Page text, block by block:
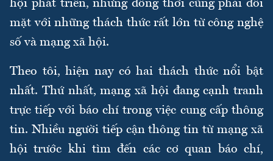
hội phát triển, nhưng đồng thời cũng phải đối
mặt với những thách thức rất lớn từ công nghệ
số và mạng xã hội.
Theo tôi, hiện nay có hai thách thức nổi bật
nhất. Thứ nhất, mạng xã hội đang cạnh tranh
trực tiếp với báo chí trong việc cung cấp thông
tin. Nhiều người tiếp cận thông tin từ mạng xã
hội trước khi tìm đến các cơ quan báo chí,